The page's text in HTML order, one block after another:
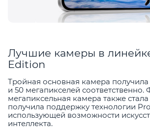
Лучшие камеры в
Edition
Тройная основная камера получила
и 50 мегапикселей соответственно.
мегапиксельная камера также
получила поддержку технологии
использующей возможности
интеллекта.